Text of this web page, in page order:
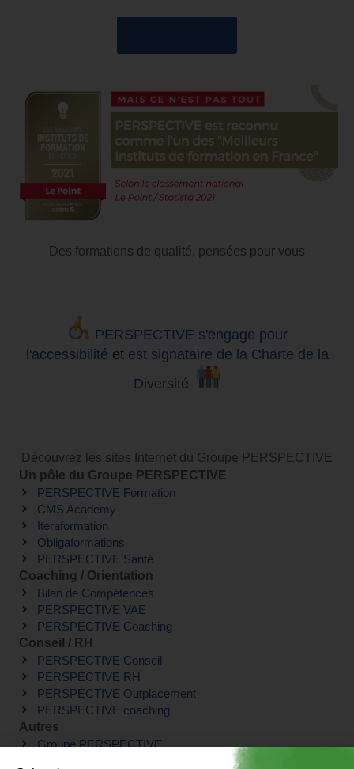
Des formations de qualité, pensées pour vous
PERSPECTIVE s'engage pour
l'accessibilité et est signataire de la Charte de la
Diversité
Découvrez les sites Internet du Groupe PERSPECTIVE
Un pôle du Groupe PERSPECTIVE
PERSPECTIVE Formation
CMS Academy
Iteraformation
Obligaformations
PERSPECTIVE Santé
Coaching / Orientation
Bilan de Compétences
PERSPECTIVE VAE
PERSPECTIVE Coaching
Conseil / RH
PERSPECTIVE Conseil
PERSPECTIVE RH
PERSPECTIVE Outplacement
PERSPECTIVE coaching
Autres
Groupe PERSPECTIVE